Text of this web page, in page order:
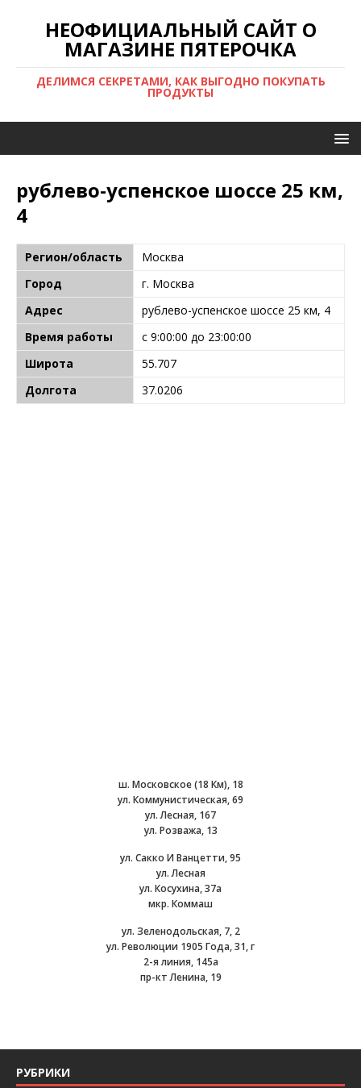
НЕОФИЦИАЛЬНЫЙ САЙТ О
МАГАЗИНЕ ПЯТЕРОЧКА
ДЕЛИМСЯ СЕКРЕТАМИ, КАК ВЫГОДНО ПОКУПАТЬ
ПРОДУКТЫ
рублево-успенское шоссе 25 км,
4
Регион/область
Москва
Город
г. Москва
Адрес
рублево-успенское шоссе 25 км, 4
Время работы
с 9:00:00 до 23:00:00
Широта
55.707
Долгота
37.0206
ш. Московское (18 Км), 18
ул. Коммунистическая, 69
ул. Лесная, 167
ул. Розважа, 13
ул. Сакко И Ванцетти, 95
ул. Лесная
ул. Косухина, 37а
мкр. Коммаш
ул. Зеленодольская, 7, 2
ул. Революции 1905 Года, 31, г
2-я линия, 145а
пр-кт Ленина, 19
РУБРИКИ